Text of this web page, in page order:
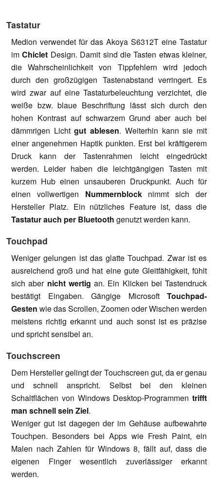
Tastatur
Medion verwendet für das Akoya S6312T eine Tastatur
imChiclet Design. Damit sind die Tasten etwas kleiner,
die Wahrscheinlichkeit von Tippfehlern wird jedoch
durch den großzügigen Tastenabstand verringert. Es
wird zwar auf eine Tastaturbeleuchtung verzichtet, die
weiße bzw. blaue Beschriftung lässt sich durch den
hohen Kontrast auf schwarzem Grund aber auch bei
dämmrigen Lichtgut ablesen. Weiterhin kann sie mit
einer angenehmen Haptik punkten. Erst bei kräftigerem
Druck kann der Tastenrahmen leicht eingedrückt
werden. Leider haben die leichtgängigen Tasten mit
kurzem Hub einen unsauberen Druckpunkt. Auch für
einen vollwertigen Nummernblocknimmt sich der
Hersteller Platz. Ein nützliches Feature ist, dass die
Tastatur auch per Bluetooth genutzt werden kann.
Touchpad
Weniger gelungen ist das glatte Touchpad. Zwar ist es
ausreichend groß und hat eine gute Gleitfähigkeit, fühlt
sich aber nicht wertig an. Ein Klicken bei Tastendruck
bestätigt Eingaben. Gängige Microsoft Touchpad-
Gesten wie das Scrollen, Zoomen oder Wischen werden
meistens richtig erkannt und auch sonst ist es präzise
und spricht sensibel an.
Touchscreen
Dem Hersteller gelingt der Touchscreen gut, da er genau
und schnell anspricht. Selbst bei den kleinen
Schaltflächen von Windows Desktop-Programmen trifft
man schnell sein Ziel.
Weniger gut ist dagegen der im Gehäuse aufbewahrte
Touchpen. Besonders bei Apps wie Fresh Paint, ein
Malen nach Zahlen für Windows 8, fällt auf, dass die
eigenen Finger wesentlich zuverlässiger erkannt
werden.